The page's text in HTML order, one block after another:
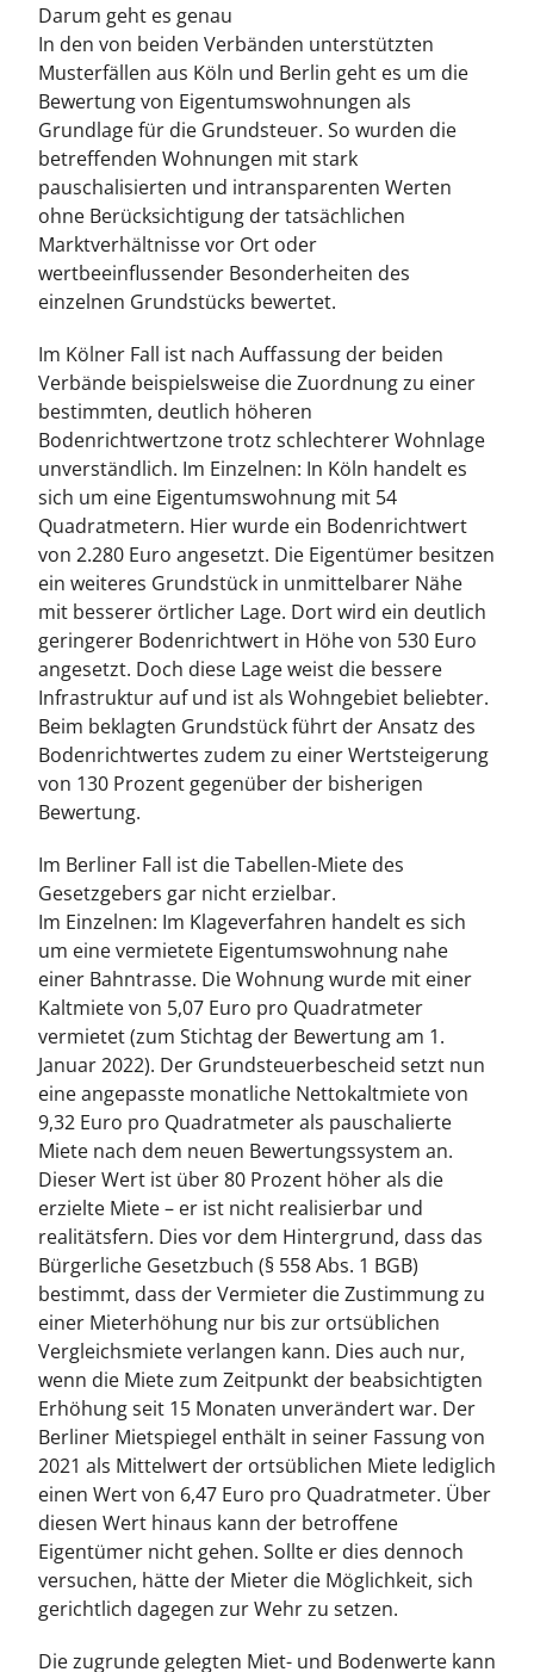
Darum geht es genau
In den von beiden Verbänden unterstützten
Musterfällen aus Köln und Berlin geht es um die
Bewertung von Eigentumswohnungen als
Grundlage für die Grundsteuer. So wurden die
betreffenden Wohnungen mit stark
pauschalisierten und intransparenten Werten
ohne Berücksichtigung der tatsächlichen
Marktverhältnisse vor Ort oder
wertbeeinflussender Besonderheiten des
einzelnen Grundstücks bewertet.
Im Kölner Fall ist nach Auffassung der beiden
Verbände beispielsweise die Zuordnung zu einer
bestimmten, deutlich höheren
Bodenrichtwertzone trotz schlechterer Wohnlage
unverständlich. Im Einzelnen: In Köln handelt es
sich um eine Eigentumswohnung mit 54
Quadratmetern. Hier wurde ein Bodenrichtwert
von 2.280 Euro angesetzt. Die Eigentümer besitzen
ein weiteres Grundstück in unmittelbarer Nähe
mit besserer örtlicher Lage. Dort wird ein deutlich
geringerer Bodenrichtwert in Höhe von 530 Euro
angesetzt. Doch diese Lage weist die bessere
Infrastruktur auf und ist als Wohngebiet beliebter.
Beim beklagten Grundstück führt der Ansatz des
Bodenrichtwertes zudem zu einer Wertsteigerung
von 130 Prozent gegenüber der bisherigen
Bewertung.
Im Berliner Fall ist die Tabellen-Miete des
Gesetzgebers gar nicht erzielbar.
Im Einzelnen: Im Klageverfahren handelt es sich
um eine vermietete Eigentumswohnung nahe
einer Bahntrasse. Die Wohnung wurde mit einer
Kaltmiete von 5,07 Euro pro Quadratmeter
vermietet (zum Stichtag der Bewertung am 1.
Januar 2022). Der Grundsteuerbescheid setzt nun
eine angepasste monatliche Nettokaltmiete von
9,32 Euro pro Quadratmeter als pauschalierte
Miete nach dem neuen Bewertungssystem an.
Dieser Wert ist über 80 Prozent höher als die
erzielte Miete – er ist nicht realisierbar und
realitätsfern. Dies vor dem Hintergrund, dass das
Bürgerliche Gesetzbuch (§ 558 Abs. 1 BGB)
bestimmt, dass der Vermieter die Zustimmung zu
einer Mieterhöhung nur bis zur ortsüblichen
Vergleichsmiete verlangen kann. Dies auch nur,
wenn die Miete zum Zeitpunkt der beabsichtigten
Erhöhung seit 15 Monaten unverändert war. Der
Berliner Mietspiegel enthält in seiner Fassung von
2021 als Mittelwert der ortsüblichen Miete lediglich
einen Wert von 6,47 Euro pro Quadratmeter. Über
diesen Wert hinaus kann der betroffene
Eigentümer nicht gehen. Sollte er dies dennoch
versuchen, hätte der Mieter die Möglichkeit, sich
gerichtlich dagegen zur Wehr zu setzen.
Die zugrunde gelegten Miet- und Bodenwerte kann